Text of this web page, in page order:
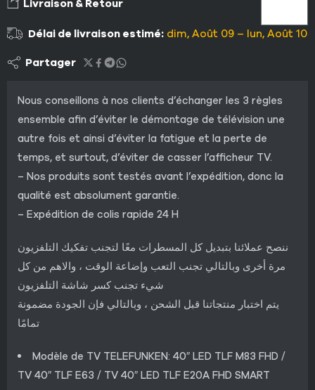
Livraison & Retour
Délai de livraison estimé: dim, Août 09 – lun, Août 10
Partager
Nous conseillons à nos clients d’échanger les 3 règles
ensemble afin d’éviter le démontage de télévision une
autre fois et ainsi d’éviter la fatigue et la perte de
temps, et surtout, d’éviter de casser l’afficheur TV.
– Nos produits sont testés avant l’expédition, donc la
qualité est absolument garantie.
– Expédition de colis rapide 24 H
ننصح عملائنا بتبديل كل المسطرات معًا لتجنب تفكيك التلفزيون
مرة أخرى وبالتالي تجنب التعب وإضاعة الوقت ، والاهم من كل
شيء تجنب كسر شاشة التلفزيون
يتم اختبار منتجاتنا قبل الشحن ، وبالتالي فإن الجودة مضمونة
تمامًا
Modèle de TV TELEFUNKEN: 40″ LED TLF M83 FHD /
TV 40″ TLF E63 / TV 40″ LED TLF E20A FHD SMART